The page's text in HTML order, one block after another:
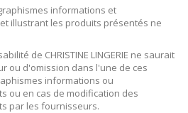
informations et
illustrant les produits présentés ne
de CHRISTINE LINGERIE ne saurait
ou d'omission dans l'une de ces
informations ou
ou en cas de modification des
par les fournisseurs.